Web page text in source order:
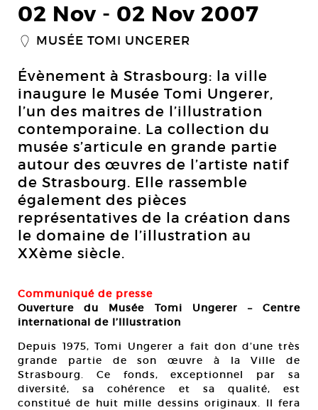
02 Nov - 02 Nov 2007
_ MUSÉE TOMI UNGERER
Évènement à Strasbourg: la ville
inaugure le Musée Tomi Ungerer,
l’un des maitres de l’illustration
contemporaine. La collection du
musée s’articule en grande partie
autour des œuvres de l’artiste natif
de Strasbourg. Elle rassemble
également des pièces
représentatives de la création dans
le domaine de l’illustration au
XXème siècle.
Communiqué de presse
Ouverture du Musée Tomi Ungerer – Centre
international de l’Illustration
Depuis 1975, Tomi Ungerer a fait don d’une très
grande partie de son œuvre à la Ville de
Strasbourg. Ce fonds, exceptionnel par sa
diversité, sa cohérence et sa qualité, est
constitué de huit mille dessins originaux. Il fera